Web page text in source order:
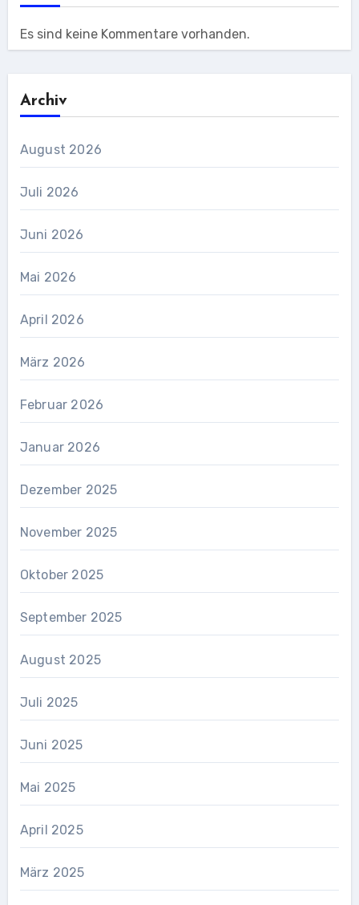
Es sind keine Kommentare vorhanden.
Archiv
August 2026
Juli 2026
Juni 2026
Mai 2026
April 2026
März 2026
Februar 2026
Januar 2026
Dezember 2025
November 2025
Oktober 2025
September 2025
August 2025
Juli 2025
Juni 2025
Mai 2025
April 2025
März 2025